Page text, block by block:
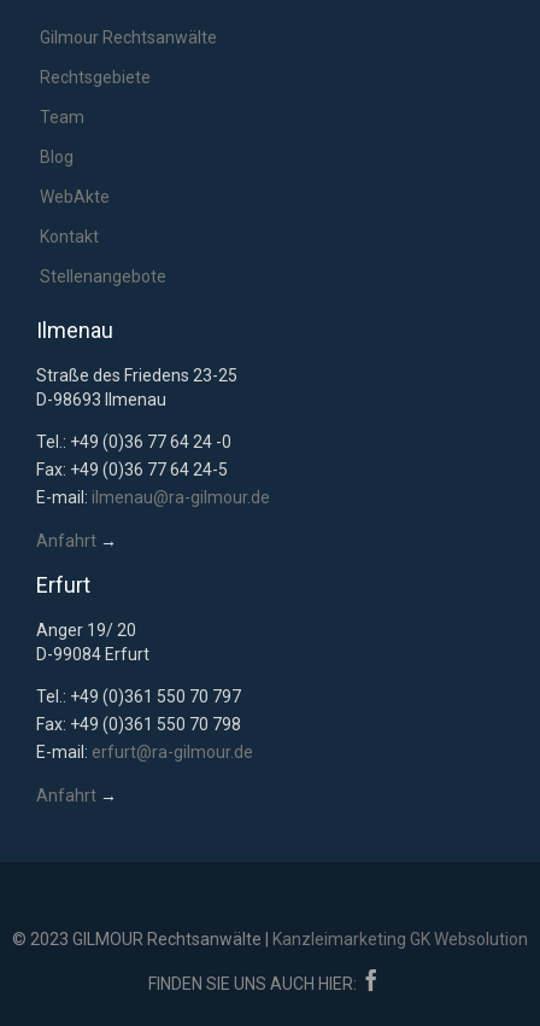
Gilmour Rechtsanwälte
Rechtsgebiete
Team
Blog
WebAkte
Kontakt
Stellenangebote
Ilmenau
Straße des Friedens 23-25
D-98693 Ilmenau
Tel.: +49 (0)36 77 64 24 -0
Fax: +49 (0)36 77 64 24-5
E-mail: ilmenau@ra-gilmour.de
Anfahrt →
Erfurt
Anger 19/ 20
D-99084 Erfurt
Tel.: +49 (0)361 550 70 797
Fax: +49 (0)361 550 70 798
E-mail: erfurt@ra-gilmour.de
Anfahrt →
© 2023 GILMOUR Rechtsanwälte | Kanzleimarketing GK Websolution
FINDEN SIE UNS AUCH HIER: 